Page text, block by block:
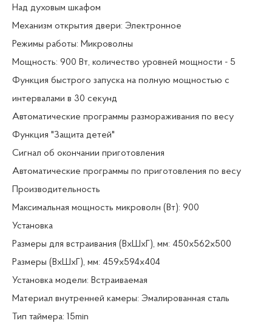
Над духовым шкафом
Механизм открытия двери: Электронное
Режимы работы: Микроволны
Мощность: 900 Вт, количество уровней мощности - 5
Функция быстрого запуска на полную мощностью с
интервалами в 30 секунд
Автоматические программы размораживания по весу
Функция "Защита детей"
Сигнал об окончании приготовления
Автоматические программы по приготовления по весу
Производительность
Максимальная мощность микроволн (Вт): 900
Установка
Размеры для встраивания (ВхШхГ), мм: 450х562х500
Размеры (ВхШхГ), мм: 459x594x404
Установка модели: Встраиваемая
Материал внутренней камеры: Эмалированная сталь
Тип таймера: 15min